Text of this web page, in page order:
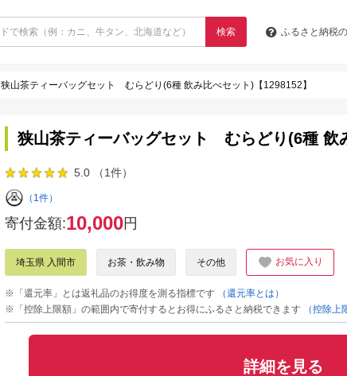
検索 ふるさと納税の
狭山茶ティーバッグセット むらどり(6種 飲み比べセット)【1298152】
狭山茶ティーバッグセット むらどり(6種 飲
5.0 （1件）
（1件）
寄付金額:10,000円
埼玉県 入間市 お茶・飲み物 その他 お気に入り
※「還元率」とは返礼品のお得度を測る指標です
（還元率とは）
※「控除上限額」の範囲内で寄付するとお得にふるさと納税できます
（控除上
詳細を見る